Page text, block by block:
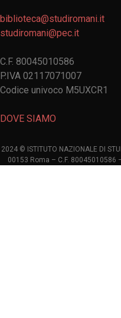
biblioteca@studiromani.it
studiromani@pec.it
C.F. 80045010586
P.IVA 02117071007
Codice univoco M5UXCR1
DOVE SIAMO
2024 © ISTITUTO NAZIONALE DI
00153 Roma – C.F. 80045010586